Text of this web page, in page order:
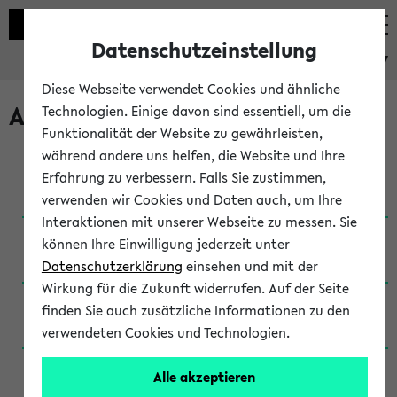
eKVV
Archivierte Studiengänge
Anglistik: British and American Studies / B.A.
(Einschreibung bis WiSe 16/17)
Anglistik: British and American Studies / B.A.
(Einschreibung bis SoSe 2015)
Anglistik: British and American Studies / B.A.
(Einschreibung bis SoSe 2013)
Anglistik: British and American Studies / Ba
(Einschreibung bis SoSe 2011)
Datenschutzeinstellung
Diese Webseite verwendet Cookies und ähnliche
Technologien. Einige davon sind essentiell, um die
Funktionalität der Website zu gewährleisten,
während andere uns helfen, die Website und Ihre
Erfahrung zu verbessern. Falls Sie zustimmen,
verwenden wir Cookies und Daten auch, um Ihre
Interaktionen mit unserer Webseite zu messen. Sie
können Ihre Einwilligung jederzeit unter
Datenschutzerklärung einsehen und mit der
Wirkung für die Zukunft widerrufen. Auf der Seite
finden Sie auch zusätzliche Informationen zu den
verwendeten Cookies und Technologien.
Alle akzeptieren